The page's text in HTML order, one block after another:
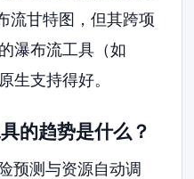
流甘特图，但其跨项
瀑布流工具（如
生支持得好。
的趋势是什么？
预测与资源自动调